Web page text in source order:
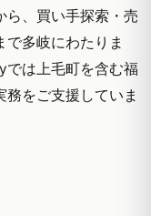
ら、買い手探索・売
で多岐にわたりま
では上毛町を含む福
をご支援していま